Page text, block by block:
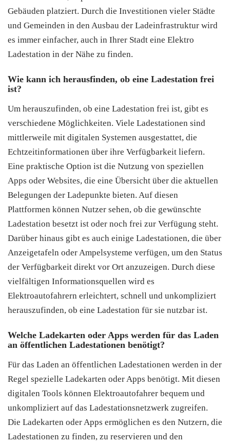
Gebäuden platziert. Durch die Investitionen vieler Städte
und Gemeinden in den Ausbau der Ladeinfrastruktur wird
es immer einfacher, auch in Ihrer Stadt eine Elektro
Ladestation in der Nähe zu finden.
Wie kann ich herausfinden, ob eine Ladestation frei
ist?
Um herauszufinden, ob eine Ladestation frei ist, gibt es
verschiedene Möglichkeiten. Viele Ladestationen sind
mittlerweile mit digitalen Systemen ausgestattet, die
Echtzeitinformationen über ihre Verfügbarkeit liefern.
Eine praktische Option ist die Nutzung von speziellen
Apps oder Websites, die eine Übersicht über die aktuellen
Belegungen der Ladepunkte bieten. Auf diesen
Plattformen können Nutzer sehen, ob die gewünschte
Ladestation besetzt ist oder noch frei zur Verfügung steht.
Darüber hinaus gibt es auch einige Ladestationen, die über
Anzeigetafeln oder Ampelsysteme verfügen, um den Status
der Verfügbarkeit direkt vor Ort anzuzeigen. Durch diese
vielfältigen Informationsquellen wird es
Elektroautofahrern erleichtert, schnell und unkompliziert
herauszufinden, ob eine Ladestation für sie nutzbar ist.
Welche Ladekarten oder Apps werden für das Laden
an öffentlichen Ladestationen benötigt?
Für das Laden an öffentlichen Ladestationen werden in der
Regel spezielle Ladekarten oder Apps benötigt. Mit diesen
digitalen Tools können Elektroautofahrer bequem und
unkompliziert auf das Ladestationsnetzwerk zugreifen.
Die Ladekarten oder Apps ermöglichen es den Nutzern, die
Ladestationen zu finden, zu reservieren und den